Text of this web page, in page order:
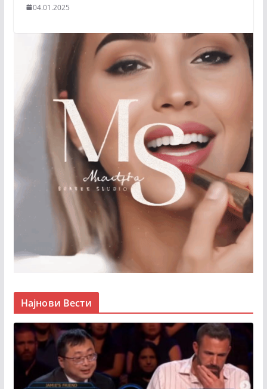
04.01.2025
Најнови Вести